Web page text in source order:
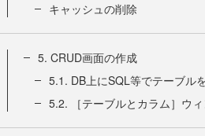
キャッシュの削除
5. CRUD画面の作成
5.1. DB上にSQL等でテーブル
5.2. ［テーブルとカラム］ウ